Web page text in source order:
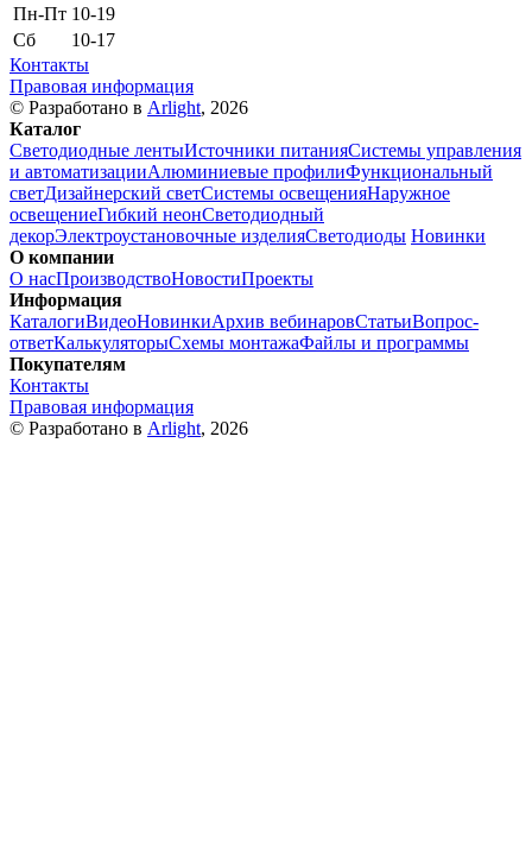
Пн-Пт 10-19
Сб
10-17
Контакты
Правовая информация
© Разработано в Arlight, 2026
Каталог
Светодиодные лентыИсточники питанияСистемы управления
и автоматизацииАлюминиевые профилиФункциональный
светДизайнерский светСистемы освещенияНаружное
освещениеГибкий неонСветодиодный
декорЭлектроустановочные изделияСветодиоды Новинки
О компании
О насПроизводствоНовостиПроекты
Информация
КаталогиВидеоНовинкиАрхив вебинаровСтатьиВопрос-
ответКалькуляторыСхемы монтажаФайлы и программы
Покупателям
Контакты
Правовая информация
© Разработано в Arlight, 2026